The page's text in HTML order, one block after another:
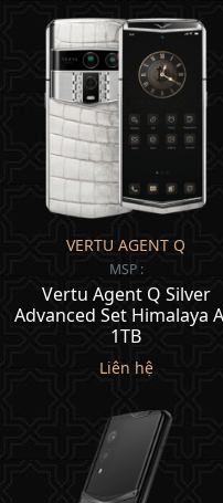
VERTU AGENT Q
MSP :
Vertu Agent Q Silver
Advanced Set Himalaya
1TB
Liên hệ